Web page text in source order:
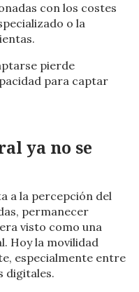
con los costes
o la
pierde
para captar
ya no se
a la percepción del
permanecer
visto como una
Hoy la movilidad
especialmente entre
digitales.